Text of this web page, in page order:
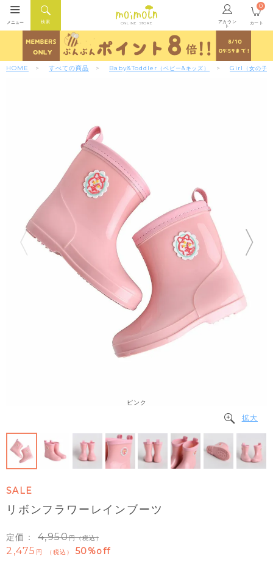
ONLINE STORE アカウン
ト
検索
メニュー カート
0
HOME すべての商品 Baby&Toddler （ベビー&キッズ） Girl （女の子）
ピンク
拡大
SALE
リボンフラワーレインブーツ
定価： 4,950 （税込）
2,475 税込 50%off